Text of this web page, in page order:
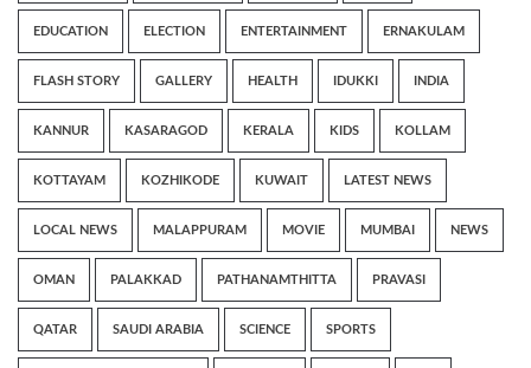
EDUCATION ELECTION ENTERTAINMENT ERNAKULAM
FLASH STORY GALLERY HEALTH IDUKKI INDIA
KANNUR KASARAGOD KERALA KIDS KOLLAM
KOTTAYAM KOZHIKODE KUWAIT LATEST NEWS
LOCAL NEWS MALAPPURAM MOVIE MUMBAI NEWS
OMAN PALAKKAD PATHANAMTHITTA PRAVASI
QATAR SAUDI ARABIA SCIENCE SPORTS